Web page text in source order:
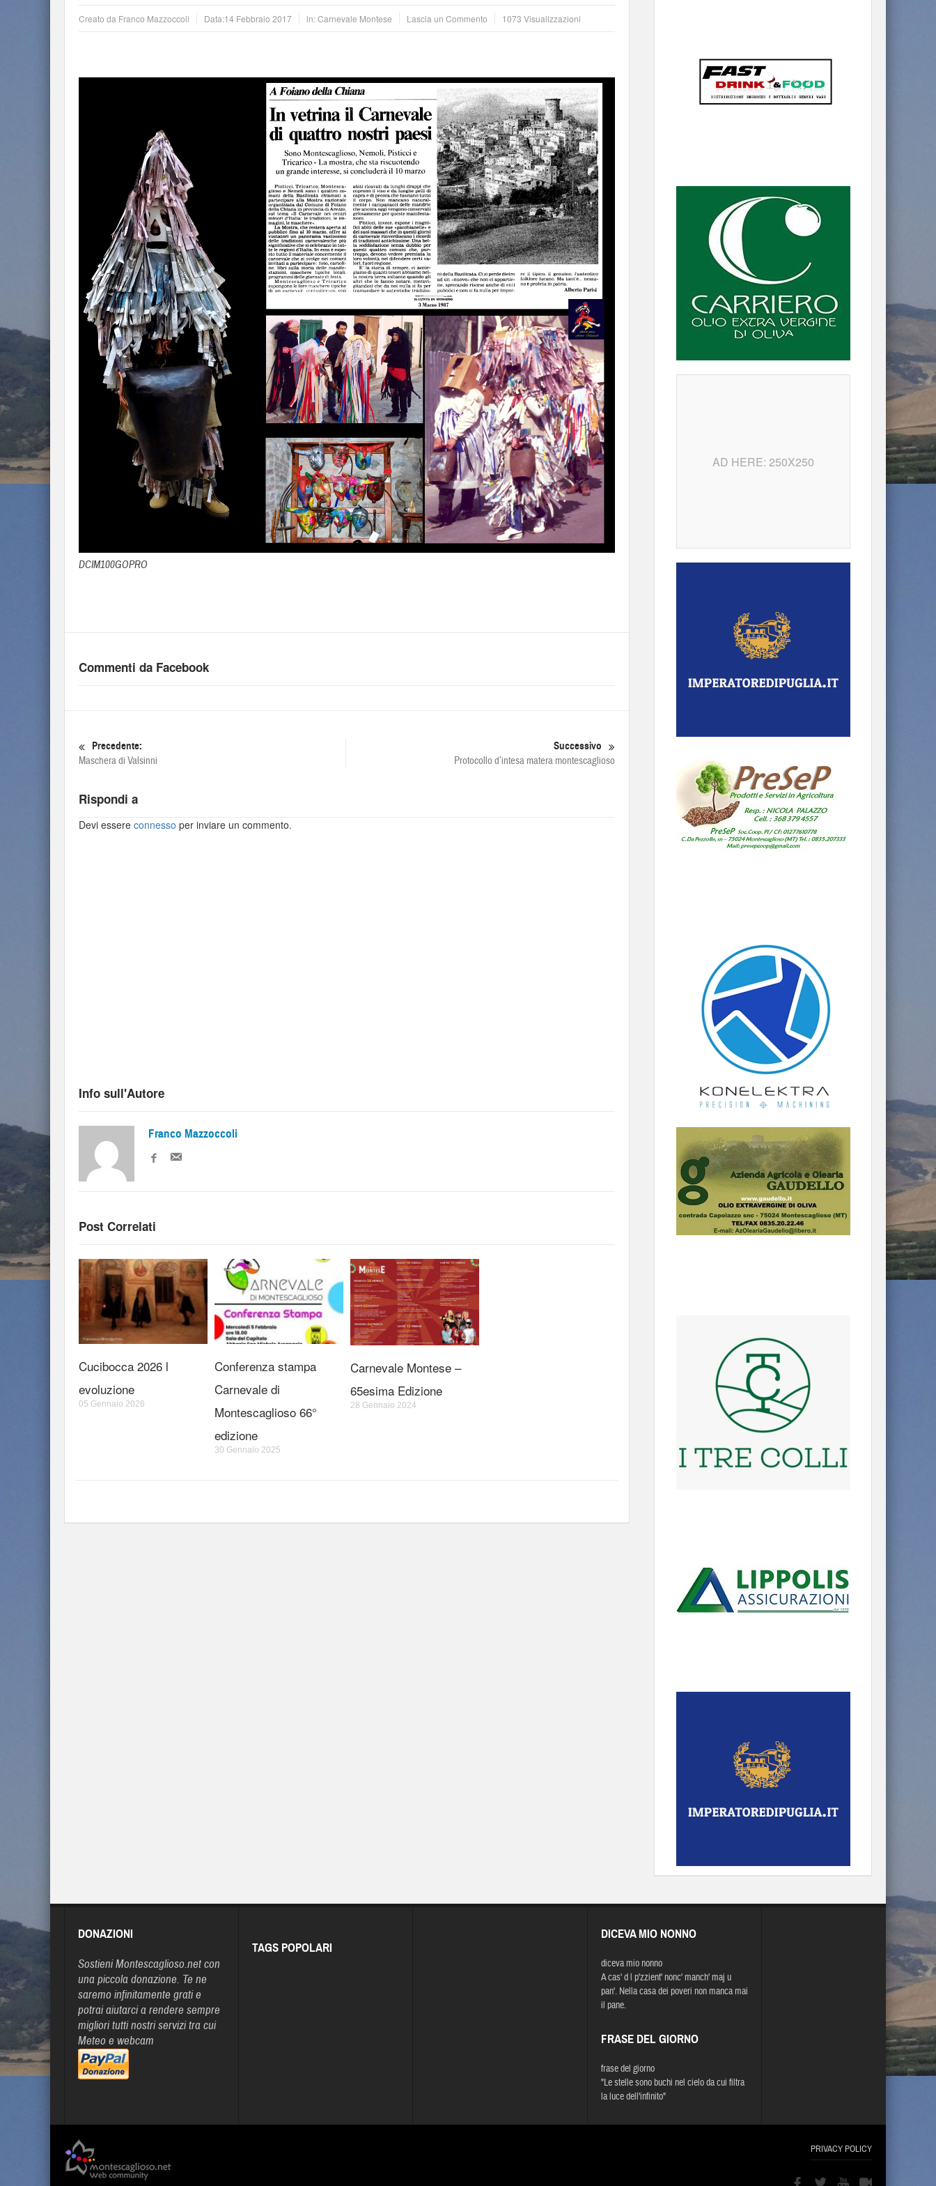
Creato da Franco Mazzoccoli Data:14 Febbraio 2017 in:Carnevale Montese Lascia un Commento 1073 Visualizzazioni
DCIM100GOPRO
Commenti da Facebook
Precedente:
Maschera di Valsinni
Successivo
Protocollo d’intesa matera montescaglioso
Rispondi a
Devi essere connesso per inviare un commento.
Info sull'Autore
Franco Mazzoccoli
Post Correlati
Cucibocca 2026 l
evoluzione
05 Gennaio 2026
Conferenza stampa
Carnevale di
Montescaglioso 66°
edizione
30 Gennaio 2025
Carnevale Montese –
65esima Edizione
28 Gennaio 2024
AD HERE: 250X250
DONAZIONI
Sostieni Montescaglioso.net con
una piccola donazione. Te ne
saremo infinitamente grati e
potrai aiutarci a rendere sempre
migliori tutti nostri servizi tra cui
Meteo e webcam
TAGS POPOLARI
DICEVA MIO NONNO
diceva mio nonno
A cas' d l p'zzient' nonc' manch' maj u
pan'. Nella casa dei poveri non manca mai
il pane.
FRASE DEL GIORNO
frase del giorno
"Le stelle sono buchi nel cielo da cui filtra
la luce dell'infinito"
PRIVACY POLICY